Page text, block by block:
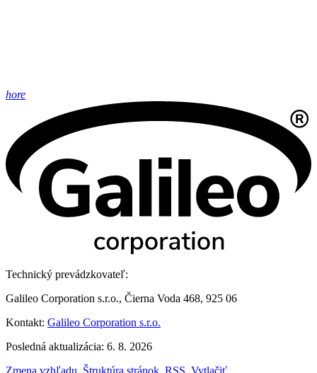
hore
Technický prevádzkovateľ:
Galileo Corporation s.r.o., Čierna Voda 468, 925 06
Kontakt: Galileo Corporation s.r.o.
Posledná aktualizácia: 6. 8. 2026
Zmena vzhľadu Štruktúra stránok RSS Vytlačiť